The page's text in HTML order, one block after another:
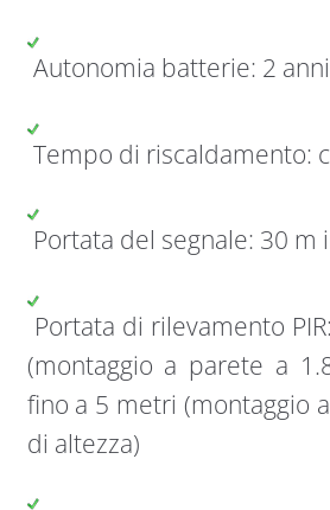
Autonomia batterie: 2 anni
Tempo di riscaldamento:
Portata del segnale: 30 m
Portata di rilevamento
(montaggio a parete a
fino a 5 metri (montaggio
di altezza)